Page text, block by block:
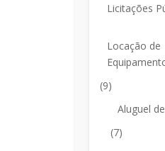
Licitações
Locação de
(9)
Aluguel
(7)